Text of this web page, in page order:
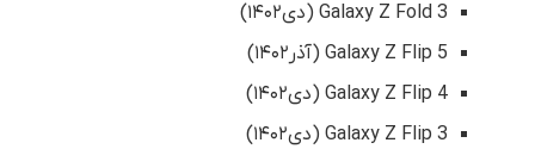
Galaxy Z Fold 3 (دی۱۴۰۲)
Galaxy Z Flip 5 (آذر۱۴۰۲)
Galaxy Z Flip 4 (دی۱۴۰۲)
Galaxy Z Flip 3 (دی۱۴۰۲)